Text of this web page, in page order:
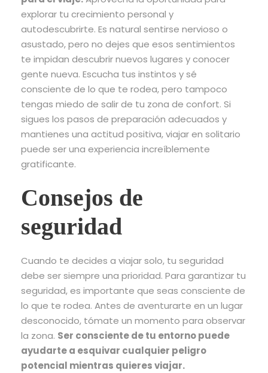
explorar tu crecimiento personal y
autodescubrirte. Es natural sentirse nervioso o
asustado, pero no dejes que esos sentimientos
te impidan descubrir nuevos lugares y conocer
gente nueva. Escucha tus instintos y sé
consciente de lo que te rodea, pero tampoco
tengas miedo de salir de tu zona de confort. Si
sigues los pasos de preparación adecuados y
mantienes una actitud positiva, viajar en solitario
puede ser una experiencia increíblemente
gratificante.
Consejos de
seguridad
Cuando te decides a viajar solo, tu seguridad
debe ser siempre una prioridad. Para garantizar tu
seguridad, es importante que seas consciente de
lo que te rodea. Antes de aventurarte en un lugar
desconocido, tómate un momento para observar
la zona. Ser consciente de tu entorno puede
ayudarte a esquivar cualquier peligro
potencial mientras quieres viajar.